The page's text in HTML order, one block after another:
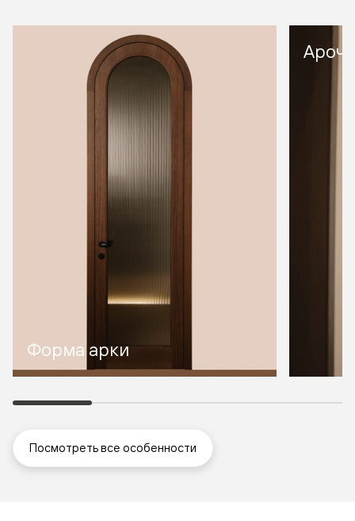
Форма арки
Посмотреть все особенности